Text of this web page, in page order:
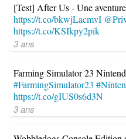
[Test] After Us - Une
https://t.co/bkwjLacmvI
https://t.co/KSIkpy2pik
3 ans
Farming Simulator 23
#FarmingSimulator23
https://t.co/gIUS0s6d3N
3 ans